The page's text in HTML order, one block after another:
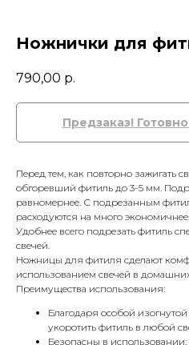
Ножнички для
790,00 р.
Перед тем, как повторно зажигать
обгоревший фитиль до 3-5 мм.
равномернее. С подрезанным
расходуются на много экономичнее.
Удобнее всего подрезать фитиль
свечей.
Ножницы для фитиля сделают
использованием свечей в
Преимущества использования:
Благодаря особой
укоротить фитиль в любой
Безопасны в использовании;